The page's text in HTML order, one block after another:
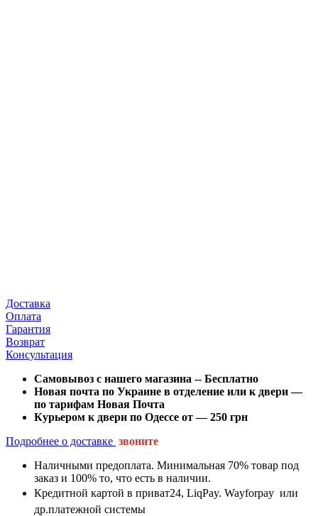
Доставка
Оплата
Гарантия
Возврат
Консультация
Самовывоз с нашего магазина -- Бесплатно
Новая почта по Украине в отделение или к двери —
по тарифам Новая Почта
Курьером к двери по Одессе от — 250 грн
Подробнее о доставке звоните
Наличными предоплата. Минимальная 70% товар под
заказ и 100% то, что есть в наличии.
Кредитной картой в приват24, LiqPay. Wayforpay или
др.платежной системы